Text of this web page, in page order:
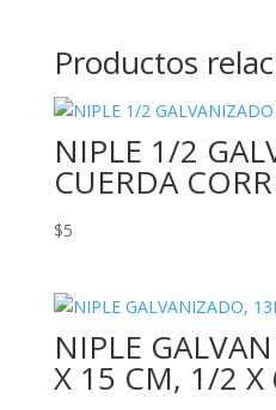
Productos
NIPLE 1/2
CUERDA
$5
NIPLE
X 15 CM, 1/2 X